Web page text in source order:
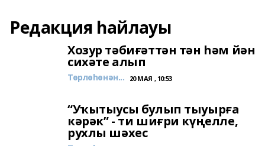
Редакция һайлауы
Хозур тәбиғәттән тән һәм йән
сихәте алып
Төрлөһөнән... 20 МАЯ , 10:53
“Уҡытыусы булып тыуырға
кәрәк” - ти шиғри күңелле,
рухлы шәхес